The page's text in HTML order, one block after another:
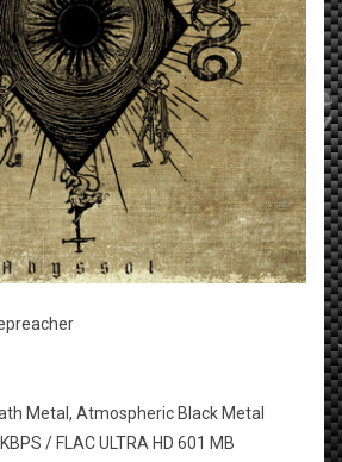
Metal, Atmospheric Black Metal
/ FLAC ULTRA HD 601 MB